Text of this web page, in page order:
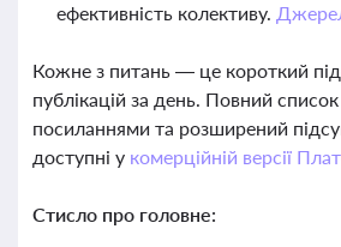
ефективність колективу.
Кожне з питань — це короткий
публікацій за день. Повний
посиланнями та розширений
доступні у комерційній версії
Стисло про головне: